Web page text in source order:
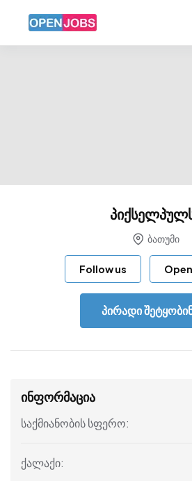
ბათუმი
Follow us
პირადი
ინფორმაცია
საქმიანობის სფერო:
ქალაქი: